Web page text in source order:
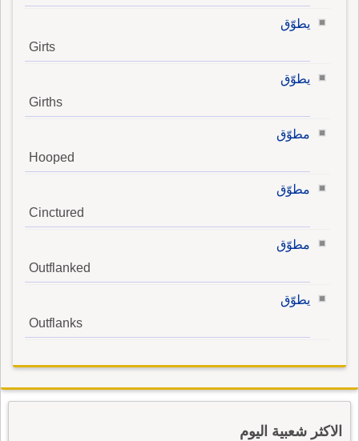
يطوّق
Girts
يطوّق
Girths
مطوّق
Hooped
مطوّق
Cinctured
مطوّق
Outflanked
يطوّق
Outflanks
الاكثر شعبية اليوم